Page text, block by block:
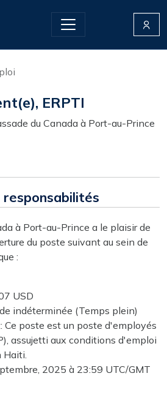
ERPTI
du Canada à Port-au-Prince
à Port-au-Prince a le plaisir de
du poste suivant au sein de
:
USD
indéterminée (Temps plein)
Ce poste est un poste d'employés
assujetti aux conditions d'emploi
Haiti.
2025 à 23:59 UTC/GMT